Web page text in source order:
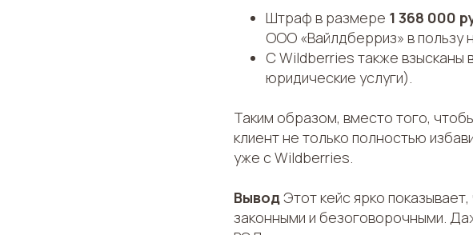
Штраф в размере 1 368 000
ООО «Вайлдберриз» в пользу
С Wildberries также взысканы
юридические услуги).
Таким образом, вместо того,
клиент не только полностью
уже с Wildberries.
ВыводЭтот кейс ярко
законными и безоговорочными.